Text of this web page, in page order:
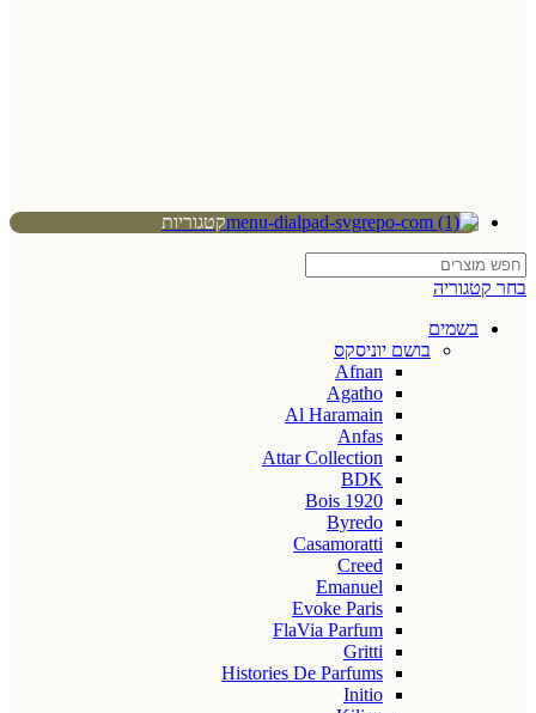
קטגוריות
בחר קטגוריה
בשמים
בושם יוניסקס
Afnan
Agatho
Al Haramain
Anfas
Attar Collection
BDK
Bois 1920
Byredo
Casamoratti
Creed
Emanuel
Evoke Paris
FlaVia Parfum
Gritti
Histories De Parfums
Initio